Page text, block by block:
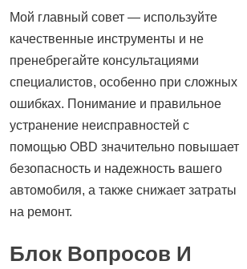
Мой главный совет — используйте
качественные инструменты и не
пренебрегайте консультациями
специалистов, особенно при сложных
ошибках. Понимание и правильное
устранение неисправностей с
помощью OBD значительно повышает
безопасность и надежность вашего
автомобиля, а также снижает затраты
на ремонт.
Блок Вопросов И